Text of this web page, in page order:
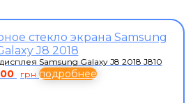
Samsung Galaxy J8 2018 J810
грн подробнее